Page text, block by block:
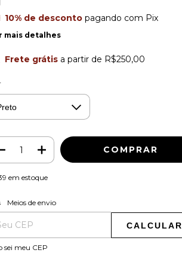
10% de descontopagando com Pix
mais detalhes
Frete grátis a partir de R$250,00
em estoque
para o CEP:
Meios de envio
CALCULAR
sei meu CEP